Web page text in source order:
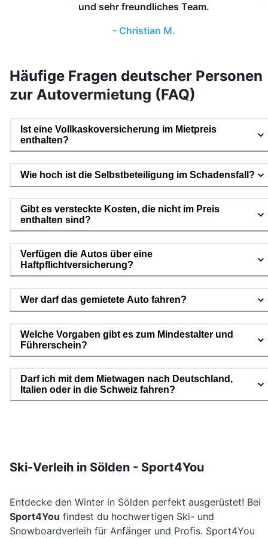
und sehr freundliches Team.
- Christian M.
Häufige Fragen deutscher Personen
zur Autovermietung (FAQ)
Ist eine Vollkaskoversicherung im Mietpreis
enthalten?
Wie hoch ist die Selbstbeteiligung im Schadensfall?
Gibt es versteckte Kosten, die nicht im Preis
enthalten sind?
Verfügen die Autos über eine
Haftpflichtversicherung?
Wer darf das gemietete Auto fahren?
Welche Vorgaben gibt es zum Mindestalter und
Führerschein?
Darf ich mit dem Mietwagen nach Deutschland,
Italien oder in die Schweiz fahren?
Ski-Verleih in Sölden - Sport4You
Entdecke den Winter in Sölden perfekt ausgerüstet! Bei
Sport4You findest du hochwertigen Ski- und
Snowboardverleih für Anfänger und Profis. Sport4You